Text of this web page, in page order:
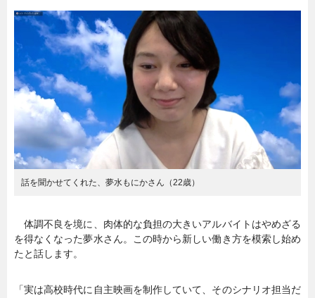
話を聞かせてくれた、夢水もにかさん（22歳）
体調不良を境に、肉体的な負担の大きいアルバイトはやめざる
を得なくなった夢水さん。この時から新しい働き方を模索し始め
たと話します。
「実は高校時代に自主映画を制作していて、そのシナリオ担当だ